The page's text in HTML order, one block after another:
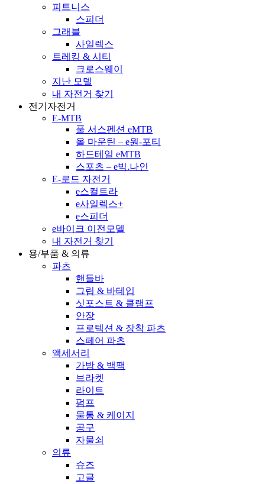
피트니스
스피더
그래블
사일렉스
트레킹 & 시티
크로스웨이
지난 모델
내 자전거 찾기
전기자전거
E-MTB
풀 서스펜션 eMTB
올 마운틴 – e원-포티
하드테일 eMTB
스포츠 – e빅.나인
E-로드 자전거
e스컬트라
e사일렉스+
e스피더
e바이크 이전모델
내 자전거 찾기
용/부품 & 의류
파츠
핸들바
그립 & 바테입
싯포스트 & 클램프
안장
프로텍션 & 장착 파츠
스페어 파츠
액세서리
가방 & 백팩
브라켓
라이트
펌프
물통 & 케이지
공구
자물쇠
의류
슈즈
고글